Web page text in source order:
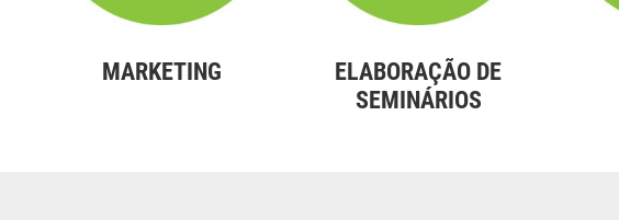
MARKETING
ELABORAÇÃO DE
SEMINÁRIOS